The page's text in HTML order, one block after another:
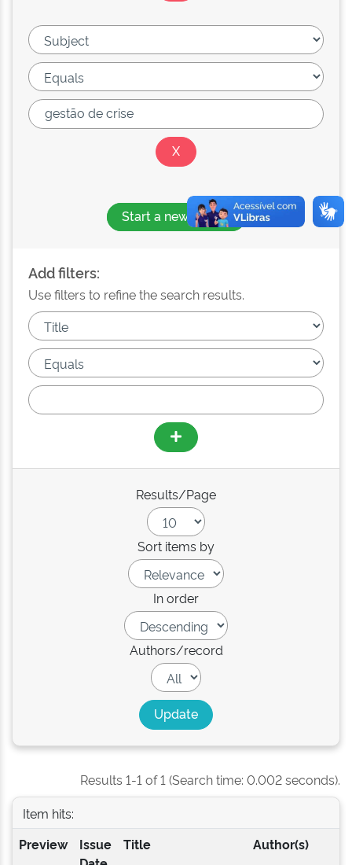
Start a new search
Add filters:
Use filters to refine the search results.
Results/Page
Sort items by
In order
Authors/record
Results 1-1 of 1 (Search time: 0.002 seconds).
Item hits:
Preview
Issue
Title Author(s)